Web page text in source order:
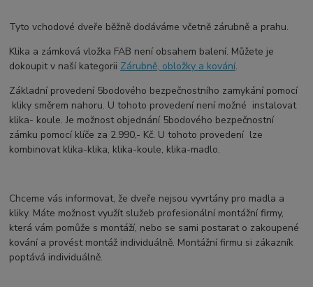
Tyto vchodové dveře běžně dodáváme včetně zárubně a prahu.
Klika a zámková vložka FAB není obsahem balení. Můžete je
dokoupit v naší kategorii Zárubně, obložky a kování.
Základní provedení 5bodového bezpečnostního zamykání pomocí
kliky směrem nahoru. U tohoto provedení není možné instalovat
klika- koule. Je možnost objednání 5bodového bezpečnostní
zámku pomocí klíče za 2.990,- Kč. U tohoto provedení lze
kombinovat klika-klika, klika-koule, klika-madlo.
Chceme vás informovat, že dveře nejsou vyvrtány pro madla a
kliky. Máte možnost využít služeb profesionální montážní firmy,
která vám pomůže s montáží, nebo se sami postarat o zakoupené
kování a provést montáž individuálně. Montážní firmu si zákazník
poptává individuálně.